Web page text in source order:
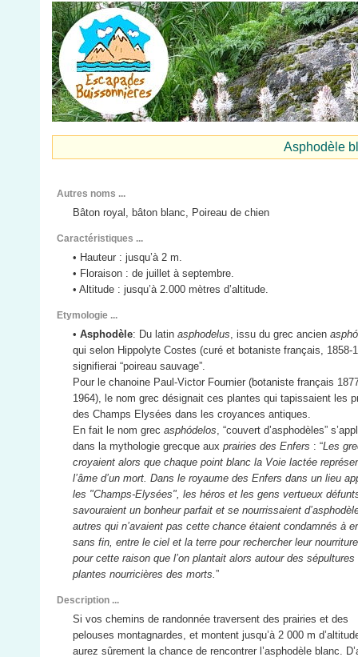
Asphodèle
Autres noms ...
Bâton royal, bâton blanc, Poireau de chien
Caractéristiques ...
• Hauteur : jusqu’à 2 m.
• Floraison : de juillet à septembre.
• Altitude : jusqu’à 2.000 mètres d’altitude.
Etymologie ...
• Asphodèle: Du latin asphodelus, issu du grec ancien
qui selon Hippolyte Costes (curé et botaniste français, 1858-
signifierai “poireau sauvage”.
Pour le chanoine Paul-Victor Fournier (botaniste français
1964), le nom grec désignait ces plantes qui tapissaient les
des Champs Elysées dans les croyances antiques.
En fait le nom grec asphódelos, “couvert d’asphodèles”
dans la mythologie grecque aux prairies des Enfers : “Les
croyaient alors que chaque point blanc la Voie lactée
l’âme d’un mort. Dans le royaume des Enfers dans un lieu
les "Champs-Elysées", les héros et les gens vertueux
savouraient un bonheur parfait et se nourrissaient
autres qui n’avaient pas cette chance étaient condamnés à
sans fin, entre le ciel et la terre pour rechercher leur
pour cette raison que l’on plantait alors autour des sépultures
plantes nourricières des morts.”
Description ...
Si vos chemins de randonnée traversent des prairies et des
pelouses montagnardes, et montent jusqu’à 2 000 m
aurez sûrement la chance de rencontrer l’asphodèle blanc.